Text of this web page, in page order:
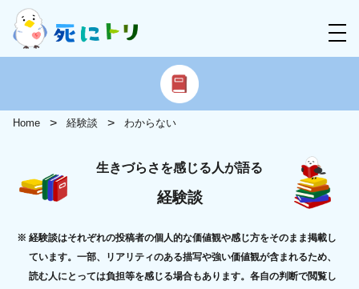
Home 経験談 わからない
生きづらさを感じる人が語る
経験談
経験談はそれぞれの投稿者の個人的な価値観や感じ方をそのまま掲載し
ています。一部、リアリティのある描写や強い価値観が含まれるため、
読む人にとっては負担等を感じる場合もあります。各自の判断で閲覧し